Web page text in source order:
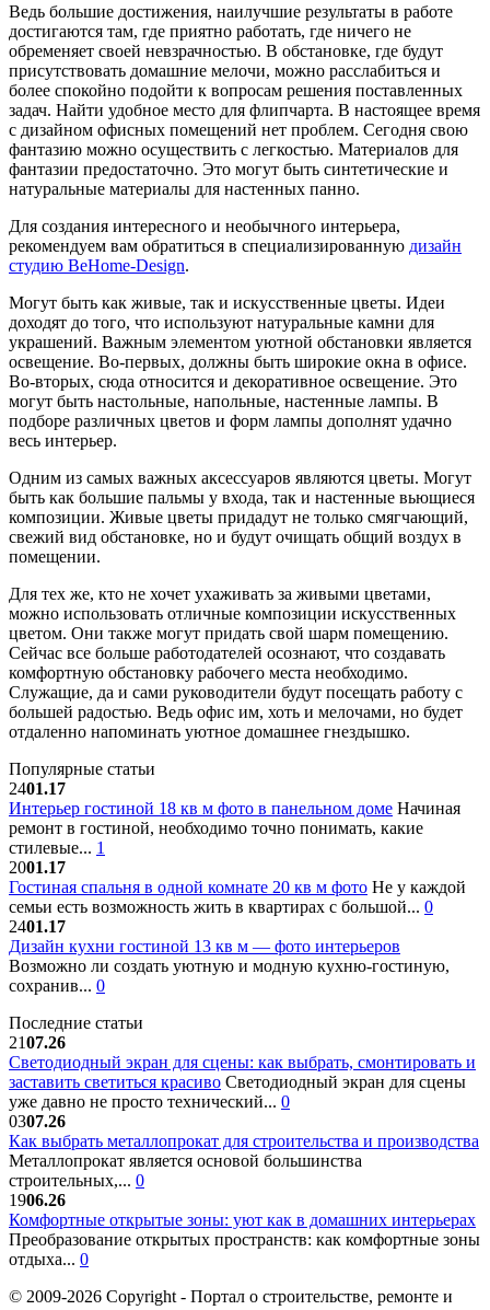
Ведь большие достижения, наилучшие результаты в работе
достигаются там, где приятно работать, где ничего не
обременяет своей невзрачностью. В обстановке, где будут
присутствовать домашние мелочи, можно расслабиться и
более спокойно подойти к вопросам решения поставленных
задач. Найти удобное место для флипчарта. В настоящее время
с дизайном офисных помещений нет проблем. Сегодня свою
фантазию можно осуществить с легкостью. Материалов для
фантазии предостаточно. Это могут быть синтетические и
натуральные материалы для настенных панно.
Для создания интересного и необычного интерьера,
рекомендуем вам обратиться в специализированную дизайн
студию BeHome-Design.
Могут быть как живые, так и искусственные цветы. Идеи
доходят до того, что используют натуральные камни для
украшений. Важным элементом уютной обстановки является
освещение. Во-первых, должны быть широкие окна в офисе.
Во-вторых, сюда относится и декоративное освещение. Это
могут быть настольные, напольные, настенные лампы. В
подборе различных цветов и форм лампы дополнят удачно
весь интерьер.
Одним из самых важных аксессуаров являются цветы. Могут
быть как большие пальмы у входа, так и настенные вьющиеся
композиции. Живые цветы придадут не только смягчающий,
свежий вид обстановке, но и будут очищать общий воздух в
помещении.
Для тех же, кто не хочет ухаживать за живыми цветами,
можно использовать отличные композиции искусственных
цветом. Они также могут придать свой шарм помещению.
Сейчас все больше работодателей осознают, что создавать
комфортную обстановку рабочего места необходимо.
Служащие, да и сами руководители будут посещать работу с
большей радостью. Ведь офис им, хоть и мелочами, но будет
отдаленно напоминать уютное домашнее гнездышко.
Популярные статьи
2401.17
Интерьер гостиной 18 кв м фото в панельном доме Начиная
ремонт в гостиной, необходимо точно понимать, какие
стилевые... 1
2001.17
Гостиная спальня в одной комнате 20 кв м фото Не у каждой
семьи есть возможность жить в квартирах с большой... 0
2401.17
Дизайн кухни гостиной 13 кв м — фото интерьеров
Возможно ли создать уютную и модную кухню-гостиную,
сохранив... 0
Последние статьи
2107.26
Светодиодный экран для сцены: как выбрать, смонтировать и
заставить светиться красиво Светодиодный экран для сцены
уже давно не просто технический... 0
0307.26
Как выбрать металлопрокат для строительства и производства
Металлопрокат является основой большинства
строительных,... 0
1906.26
Комфортные открытые зоны: уют как в домашних интерьерах
Преобразование открытых пространств: как комфортные зоны
отдыха... 0
© 2009-2026 Copyright - Портал о строительстве, ремонте и